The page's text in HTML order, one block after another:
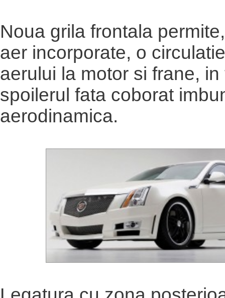
Noua grila frontala
aer incorporate, o
aerului la motor si frane, in
spoilerul fata coborat
aerodinamica.